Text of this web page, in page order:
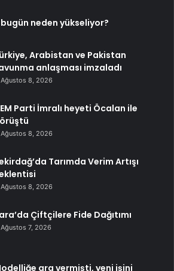
neden yükseliyor?
Arabistan ve Pakistan
anlaşması imzaladı
Ağustos 8, 2026
Parti İmralı heyeti Öcalan ile
Ağustos 8, 2026
Tarımda Verim Artışı
Ağustos 8, 2026
Çiftçilere Fide Dağıtımı
Ağustos 7, 2026
ara vermişti, yeni işini